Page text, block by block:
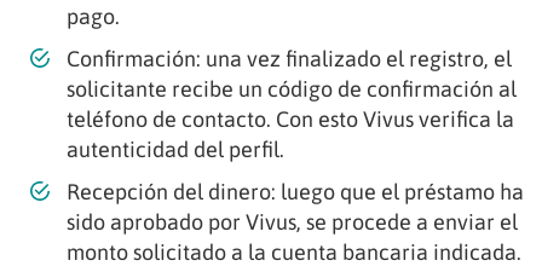
pago.
Confirmación: una vez finalizado el registro, el
solicitante recibe un código de confirmación al
teléfono de contacto. Con esto Vivus verifica la
autenticidad del perfil.
Recepción del dinero: luego que el préstamo ha
sido aprobado por Vivus, se procede a enviar el
monto solicitado a la cuenta bancaria indicada.